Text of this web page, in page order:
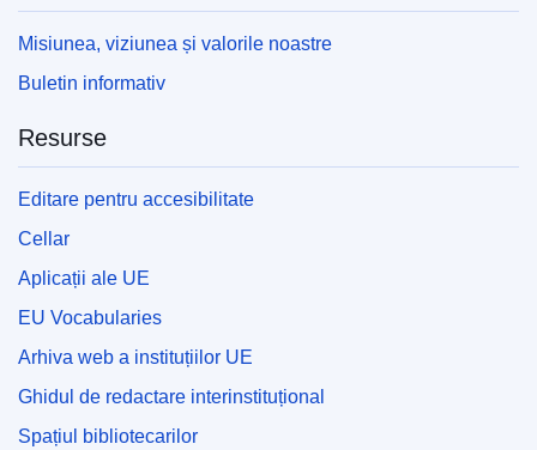
Misiunea, viziunea și valorile noastre
Buletin informativ
Resurse
Editare pentru accesibilitate
Cellar
Aplicații ale UE
EU Vocabularies
Arhiva web a instituțiilor UE
Ghidul de redactare interinstituțional
Spațiul bibliotecarilor